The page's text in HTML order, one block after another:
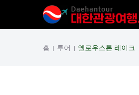
홈 | 투어 | 옐로우스톤 레이크